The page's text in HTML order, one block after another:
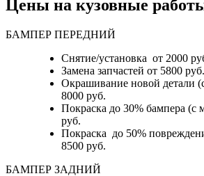
Цены на кузовные
БАМПЕР ПЕРЕДНИЙ
Снятие/установка от 2000
Замена запчастей от 5800 руб.
Окрашивание новой детали
8000 руб.
Покраска до 30% бампера (с
руб.
Покраска до 50%
8500 руб.
БАМПЕР ЗАДНИЙ